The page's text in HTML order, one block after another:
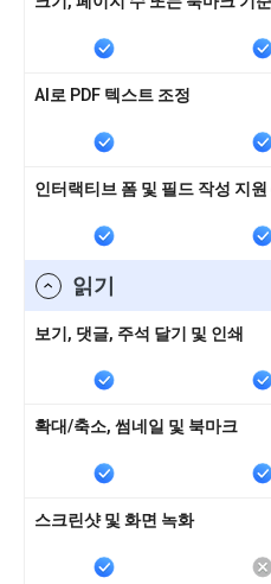
AI로 PDF 텍스트 조정
인터랙티브 폼 및 필드 작성 지원
읽기
보기, 댓글, 주석 달기 및 인쇄
확대/축소, 썸네일 및 북마크
스크린샷 및 화면 녹화